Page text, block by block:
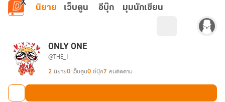
ข้ามไปยังเนื้อหาหลัก
นิยาย เว็บตูน อีบุ๊ก มุมนักเขียน
0NLY 0NE
@THE_I
2 นิยาย0 เว็บตูน0 อีบุ๊ก7 คนติดตาม